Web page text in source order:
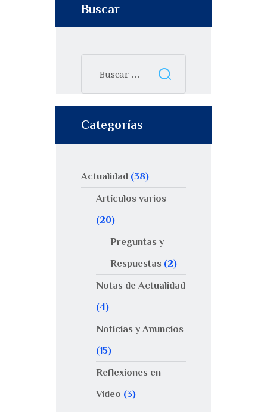
Buscar
Categorías
Actualidad (38)
Artículos varios
(20)
Preguntas y
Respuestas (2)
Notas de Actualidad
(4)
Noticias y Anuncios
(15)
Reflexiones en
Video (3)